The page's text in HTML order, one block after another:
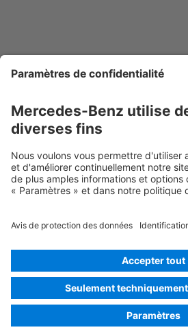
Pour toute question ou suggestion
Assistants numériques de
Mercedes-Benz, veuillez vous
rescue-assist@mercedes-
Choisir la
© 2026Mercedes-
Identification du fournisseur
Cookies
Politique de
Informations